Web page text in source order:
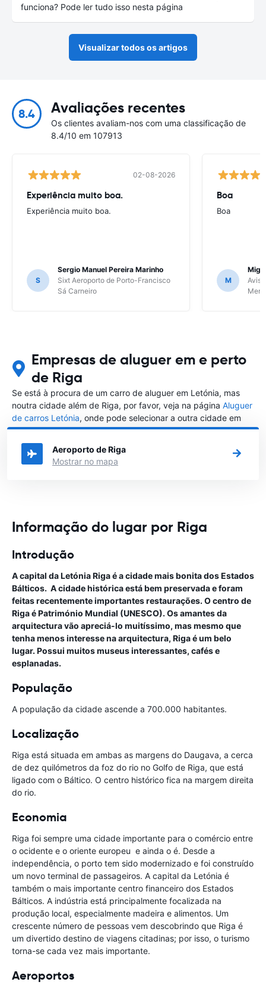
funciona? Pode ler tudo isso nesta página
Visualizar todos os artigos
8.4 Avaliações recentes
Os clientes avaliam-nos com uma classificação de
8.4/10 em 107913
02-08-2026
Experiência muito boa.
Experiência muito boa.
S
Sergio Manuel Pereira Marinho
Sixt Aeroporto de Porto-Francisco
Sá Carneiro
Boa
Boa
M
Avis
Empresas de aluguer em e perto
de Riga
Se está à procura de um carro de aluguer em Letónia, mas
noutra cidade além de Riga, por favor, veja na página Aluguer
de carros Letónia, onde pode selecionar a outra cidade em
Letónia que gostaria de alugar um carro
Aeroporto de Riga
Mostrar no mapa
Informação do lugar por Riga
Introdução
A capital da Letónia Riga é a cidade mais bonita dos Estados
Bálticos. A cidade histórica está bem preservada e foram
feitas recentemente importantes restaurações. O centro de
Riga é Património Mundial (UNESCO). Os amantes da
arquitectura vão apreciá-lo muitíssimo, mas mesmo que
tenha menos interesse na arquitectura, Riga é um belo
lugar. Possui muitos museus interessantes, cafés e
esplanadas.
População
A população da cidade ascende a 700.000 habitantes.
Localização
Riga está situada em ambas as margens do Daugava, a cerca
de dez quilómetros da foz do rio no Golfo de Riga, que está
ligado com o Báltico. O centro histórico fica na margem direita
do rio.
Economia
Riga foi sempre uma cidade importante para o comércio entre
o ocidente e o oriente europeu e ainda o é. Desde a
independência, o porto tem sido modernizado e foi construído
um novo terminal de passageiros. A capital da Letónia é
também o mais importante centro financeiro dos Estados
Bálticos. A indústria está principalmente focalizada na
produção local, especialmente madeira e alimentos. Um
crescente número de pessoas vem descobrindo que Riga é
um divertido destino de viagens citadinas; por isso, o turismo
torna-se cada vez mais importante.
Aeroportos